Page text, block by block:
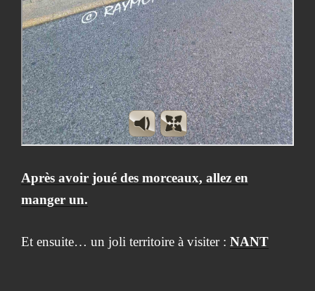
Après avoir joué des morceaux, allez en
manger un.
Et ensuite… un joli territoire à visiter : NANT